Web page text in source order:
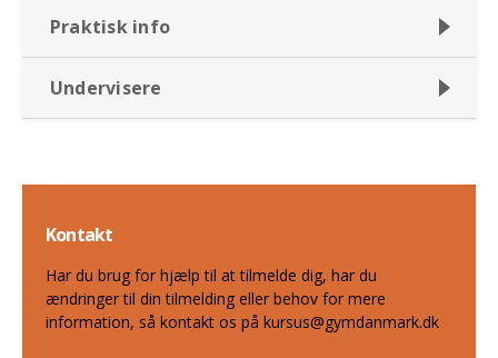
Praktisk info
Undervisere
Kontakt
Har du brug for hjælp til at tilmelde dig, har du
ændringer til din tilmelding eller behov for mere
information, så kontakt os på kursus@gymdanmark.dk